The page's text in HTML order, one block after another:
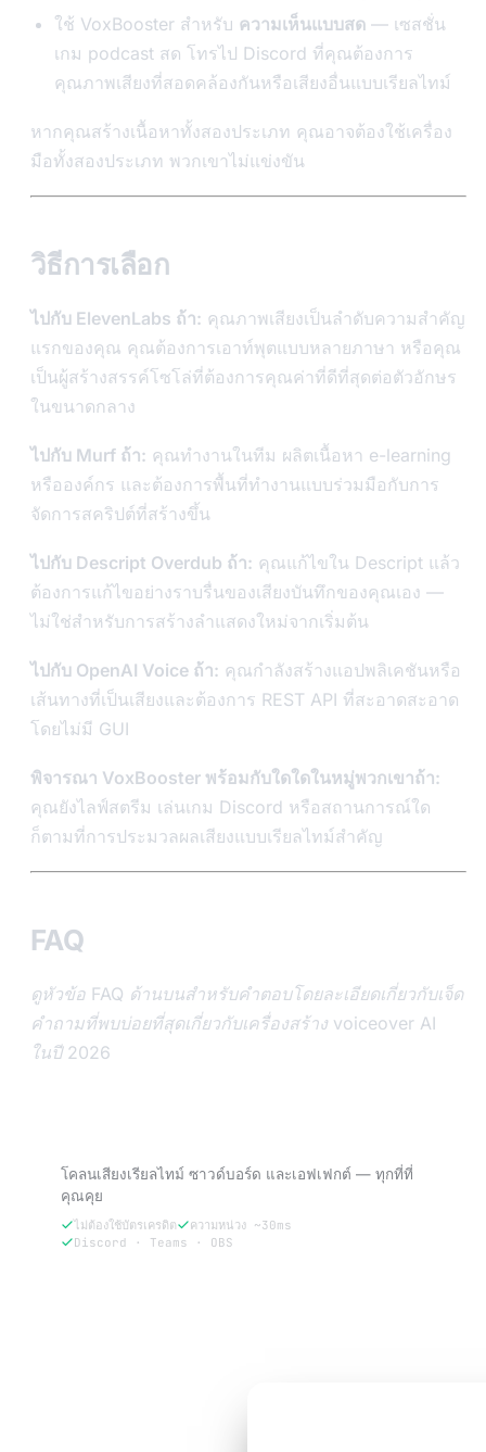
ใช้ VoxBooster สำหรับ ความเห็นแบบสด — เซสชั่น
เกม podcast สด โทรไป Discord ที่คุณต้องการ
คุณภาพเสียงที่สอดคล้องกันหรือเสียงอื่นแบบเรียลไทม์
หากคุณสร้างเนื้อหาทั้งสองประเภท คุณอาจต้องใช้เครื่อง
มือทั้งสองประเภท พวกเขาไม่แข่งขัน
วิธีการเลือก
ไปกับ ElevenLabs ถ้า: คุณภาพเสียงเป็นลำดับความสำคัญ
แรกของคุณ คุณต้องการเอาท์พุตแบบหลายภาษา หรือคุณ
เป็นผู้สร้างสรรค์โซโล่ที่ต้องการคุณค่าที่ดีที่สุดต่อตัวอักษร
ในขนาดกลาง
ไปกับ Murf ถ้า: คุณทำงานในทีม ผลิตเนื้อหา e-learning
หรือองค์กร และต้องการพื้นที่ทำงานแบบร่วมมือกับการ
จัดการสคริปต์ที่สร้างขึ้น
ไปกับ Descript Overdub ถ้า: คุณแก้ไขใน Descript แล้ว
ต้องการแก้ไขอย่างราบรื่นของเสียงบันทึกของคุณเอง —
ไม่ใช่สำหรับการสร้างลำแสดงใหม่จากเริ่มต้น
ไปกับ OpenAI Voice ถ้า: คุณกำลังสร้างแอปพลิเคชันหรือ
เส้นทางที่เป็นเสียงและต้องการ REST API ที่สะอาดสะอาด
โดยไม่มี GUI
พิจารณา VoxBooster พร้อมกับใดใดในหมู่พวกเขาถ้า:
คุณยังไลฟ์สตรีม เล่นเกม Discord หรือสถานการณ์ใด
ก็ตามที่การประมวลผลเสียงแบบเรียลไทม์สำคัญ
FAQ
ดูหัวข้อ FAQ ด้านบนสำหรับคำตอบโดยละเอียดเกี่ยวกับเจ็ด
คำถามที่พบบ่อยที่สุดเกี่ยวกับเครื่องสร้าง voiceover AI
ในปี 2026
โคลนเสียงเรียลไทม์ ซาวด์บอร์ด และเอฟเฟกต์ — ทุกที่ที่
คุณคุย
ไม่ต้องใช้บัตรเครดิต
ความหน่วง ~30ms
Discord · Teams · OBS